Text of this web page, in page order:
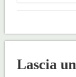
Lascia